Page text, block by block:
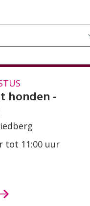
honden -
tot 11:00 uur